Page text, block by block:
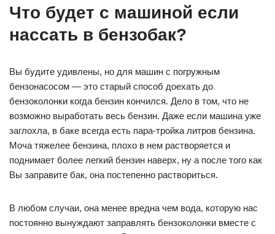
Что будет с машиной если
нассать в бензобак?
Вы будите удивлены, но для машин с погружным
бензонасосом — это старый способ доехать до
бензоколонки когда бензин кончился. Дело в том, что не
возможно выработать весь бензин. Даже если машина уже
заглохла, в баке всегда есть пара-тройка литров бензина.
Моча тяжелее бензина, плохо в нем растворяется и
поднимает более легкий бензин наверх, ну а после того как
Вы заправите бак, она постепенно раствориться.
В любом случаи, она менее вредна чем вода, которую нас
постоянно вынуждают заправлять бензоколонки вместе с